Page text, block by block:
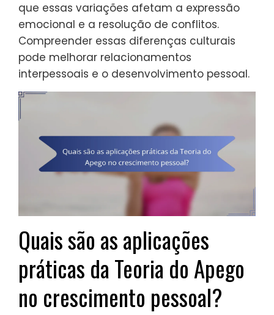
que essas variações afetam a expressão
emocional e a resolução de conflitos.
Compreender essas diferenças culturais
pode melhorar relacionamentos
interpessoais e o desenvolvimento pessoal.
Quais são as aplicações
práticas da Teoria do Apego
no crescimento pessoal?